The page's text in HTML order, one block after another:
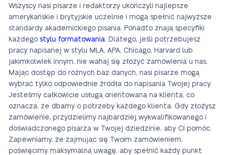
Wszyscy nasi pisarze i redaktorzy ukończyli najlepsze
amerykańskie i brytyjskie uczelnie i mogą spełnić najwyższe
standardy akademickiego pisania. Ponadto znają specyfiki
każdego stylu formatowania . Dlatego, jeśli potrzebujesz
pracy napisanej w stylu MLA, APA, Chicago, Harvard lub
jakimkolwiek innym, nie wahaj się złożyć zamówienia u nas.
Mając dostęp do różnych baz danych, nasi pisarze mogą
wybrać tylko odpowiednie źródła do napisania Twojej pracy.
Jesteśmy całkowicie usługą orientowaną na klienta, co
oznacza, że dbamy o potrzeby każdego klienta. Gdy złożysz
zamówienie, przydzielimy najbardziej wykwalifikowanego i
doświadczonego pisarza w Twojej dziedzinie, aby Ci pomóc.
Zapewniamy, że zajmując się Twoim zamówieniem,
poświęcimy maksymalną uwagę, aby spełnić każdy punkt